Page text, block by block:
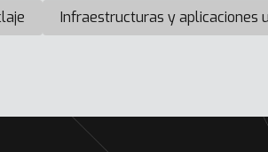
Infraestructuras y aplicaciones